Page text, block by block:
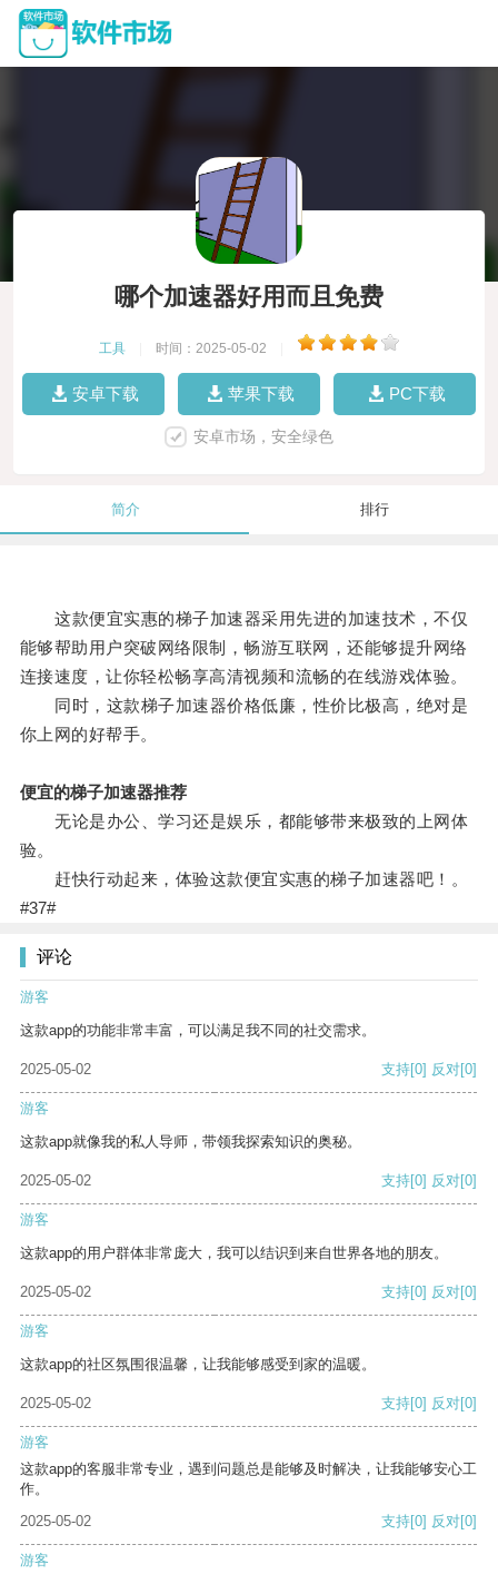
哪个加速器好用而且免费
工具 时间：2025-05-02
安卓下载 苹果下载 PC下载
安卓市场，安全绿色
简介 排行
这款便宜实惠的梯子加速器采用先进的加速技术，不仅
能够帮助用户突破网络限制，畅游互联网，还能够提升网络
连接速度，让你轻松畅享高清视频和流畅的在线游戏体验。
同时，这款梯子加速器价格低廉，性价比极高，绝对是
你上网的好帮手。
便宜的梯子加速器推荐
无论是办公、学习还是娱乐，都能够带来极致的上网体
验。
赶快行动起来，体验这款便宜实惠的梯子加速器吧！。
#37#
评论
游客
这款app的功能非常丰富，可以满足我不同的社交需求。
2025-05-02 支持[0] 反对[0]
游客
这款app就像我的私人导师，带领我探索知识的奥秘。
2025-05-02 支持[0] 反对[0]
游客
这款app的用户群体非常庞大，我可以结识到来自世界各地的朋友。
2025-05-02 支持[0] 反对[0]
游客
这款app的社区氛围很温馨，让我能够感受到家的温暖。
2025-05-02 支持[0] 反对[0]
游客
这款app的客服非常专业，遇到问题总是能够及时解决，让我能够安心工
作。
2025-05-02
支持[0] 反对[0]
游客